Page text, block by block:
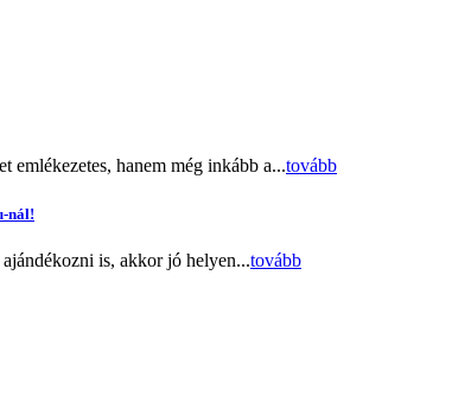
emlékezetes, hanem még inkább a...tovább
nál!
is, akkor jó helyen...tovább